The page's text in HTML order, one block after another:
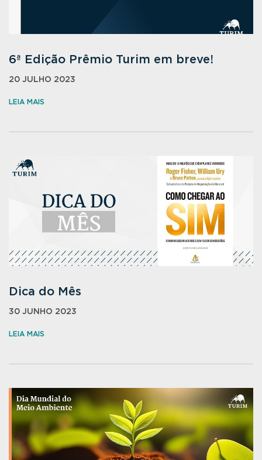
6ª Edição Prêmio Turim em breve!
20 JULHO 2023
LEIA MAIS
Dica do Mês
30 JUNHO 2023
LEIA MAIS